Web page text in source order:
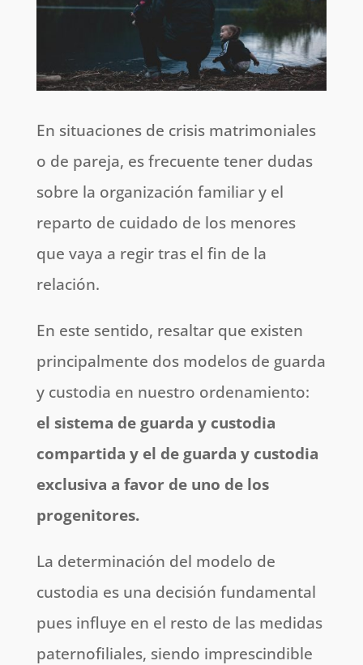
En situaciones de crisis matrimoniales
o de pareja, es frecuente tener dudas
sobre la organización familiar y el
reparto de cuidado de los menores
que vaya a regir tras el fin de la
relación.
En este sentido, resaltar que existen
principalmente dos modelos de guarda
y custodia en nuestro ordenamiento:
el sistema de guarda y custodia
compartida y el de guarda y custodia
exclusiva a favor de uno de los
progenitores.
La determinación del modelo de
custodia es una decisión fundamental
pues influye en el resto de las medidas
paternofiliales, siendo imprescindible